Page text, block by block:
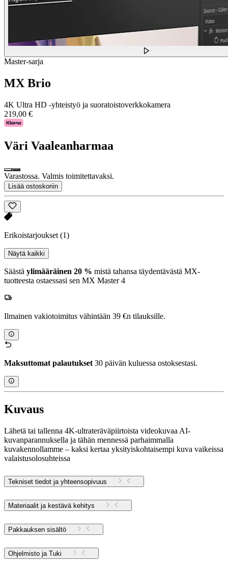
Master-sarja
MX Brio
4K Ultra HD -yhteistyö ja suoratoistoverkkokamera
219,00 €
Väri Vaaleanharmaa
Varastossa. Valmis toimitettavaksi.
Lisää ostoskoriin
Erikoistarjoukset (1)
Näytä kaikki
Säästä ylimääräinen 20 % mistä tahansa täydentävästä MX-
tuotteesta ostaessasi sen MX Master 4
Ilmainen vakiotoimitus vähintään 39 €n tilauksille.
Maksuttomat palautukset 30 päivän kuluessa ostoksestasi.
Kuvaus
Lähetä tai tallenna 4K-ultrateräväpiirtoista videokuvaa AI-
kuvanparannuksella ja tähän mennessä parhaimmalla
kuvakennollamme – kaksi kertaa yksityiskohtaisempi kuva vaikeissa
valaistusolosuhteissa
Tekniset tiedot ja yhteensopivuus
Materiaalit ja kestävä kehitys
Pakkauksen sisältö
Ohjelmisto ja Tuki